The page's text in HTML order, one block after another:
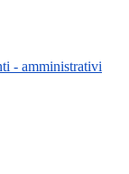
- amministrativi